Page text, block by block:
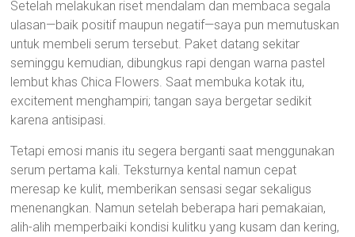
Setelah melakukan riset mendalam dan membaca segala
ulasan—baik positif maupun negatif—saya pun memutuskan
untuk membeli serum tersebut. Paket datang sekitar
seminggu kemudian, dibungkus rapi dengan warna pastel
lembut khas Chica Flowers. Saat membuka kotak itu,
excitement menghampiri; tangan saya bergetar sedikit
karena antisipasi.
Tetapi emosi manis itu segera berganti saat menggunakan
serum pertama kali. Teksturnya kental namun cepat
meresap ke kulit, memberikan sensasi segar sekaligus
menenangkan. Namun setelah beberapa hari pemakaian,
alih-alih memperbaiki kondisi kulitku yang kusam dan kering,